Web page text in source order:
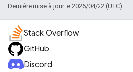
Dernière mise à jour le 2026/04/22 (UTC).
Stack Overflow
GitHub
Discord